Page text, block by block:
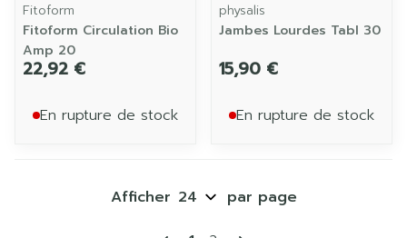
Fitoform
Fitoform Circulation Bio
Amp 20
22,92 €
En rupture de stock
physalis
Jambes Lourdes Tabl 30
15,90 €
En rupture de stock
Pages
Afficher par page